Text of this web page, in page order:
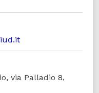
via Palladio 8,